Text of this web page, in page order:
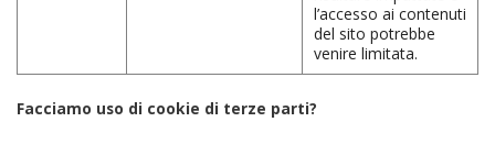
l’accesso ai contenuti
del sito potrebbe
venire limitata.
Facciamo uso di cookie di terze parti?